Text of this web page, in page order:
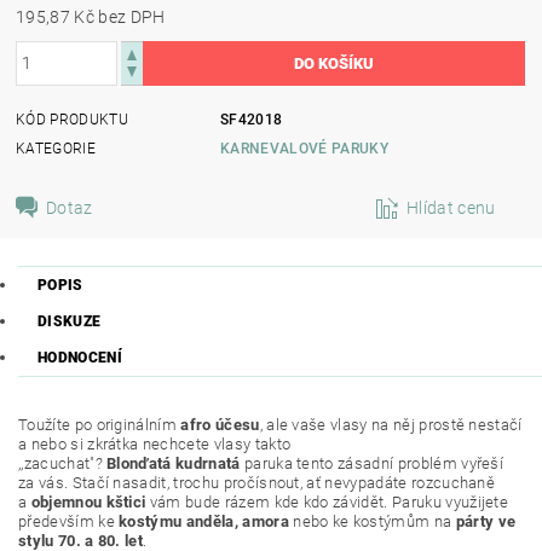
195,87 Kč bez DPH
KÓD PRODUKTU
SF42018
KATEGORIE
KARNEVALOVÉ PARUKY
Dotaz Hlídat cenu
POPIS
DISKUZE
HODNOCENÍ
Toužíte po originálnímafro účesu, ale vaše vlasy na něj prostě nestačí
a nebo si zkrátka nechcete vlasy takto
,,zacuchat"?Blonďatá kudrnatá paruka tento zásadní problém vyřeší
za vás. Stačí nasadit, trochu pročísnout, ať nevypadáte rozcuchaně
a objemnou kštici vám bude rázem kde kdo závidět. Paruku využijete
především ke kostýmu anděla, amoranebo ke kostýmům na párty ve
stylu 70. a 80. let.